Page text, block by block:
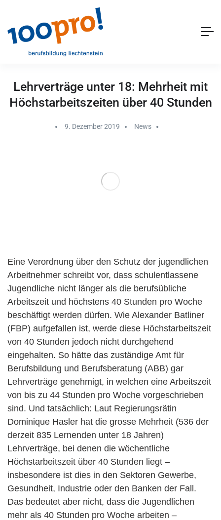
Lehr­ver­träge unter 18: Mehr­heit mit
Höchst­ar­beits­zeiten über 40 Stunden
9. Dezember 2019 News
Eine Verordnung über den Schutz der jugendlichen
Arbeitnehmer schreibt vor, dass schulentlassene
Jugendliche nicht länger als die berufsübliche
Arbeitszeit und höchstens 40 Stunden pro Woche
beschäftigt werden dürfen. Wie Alexander Batliner
(FBP) aufgefallen ist, werde diese Höchstarbeitszeit
von 40 Stunden jedoch nicht durchgehend
eingehalten. So hätte das zuständige Amt für
Berufsbildung und Berufsberatung (ABB) gar
Lehrverträge genehmigt, in welchen eine Arbeitszeit
von bis zu 44 Stunden pro Woche vorgeschrieben
sind. Und tatsächlich: Laut Regierungsrätin
Dominique Hasler hat die grosse Mehrheit (536 der
derzeit 835 Lernenden unter 18 Jahren)
Lehrverträge, bei denen die wöchentliche
Höchstarbeitszeit über 40 Stunden liegt –
insbesondere ist dies in den Sektoren Gewerbe,
Gesundheit, Industrie oder den Banken der Fall.
Das bedeutet aber nicht, dass die Jugendlichen
mehr als 40 Stunden pro Woche arbeiten –